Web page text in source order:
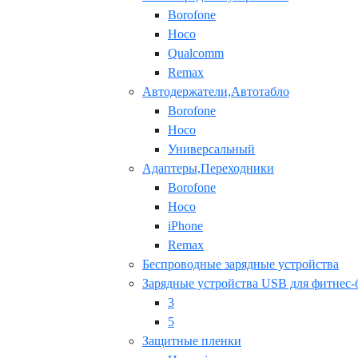
Borofone
Hoco
Qualcomm
Remax
Автодержатели,Автотабло
Borofone
Hoco
Универсальный
Адаптеры,Переходники
Borofone
Hoco
iPhone
Remax
Беспроводные зарядные устройства
Зарядные устройства USB для фитнес-
3
5
Защитные пленки